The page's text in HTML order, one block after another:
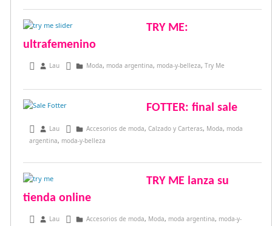
TRY ME:
ultrafemenino
marzo 7, 2015
Lau Moda, moda argentina, moda-y-belleza, Try Me
FOTTER: final sale
agosto 29, 2014
Lau Accesorios de moda, Calzado y Carteras, Moda, moda
argentina, moda-y-belleza
TRY ME lanza su
tienda online
mayo 29, 2014
Lau Accesorios de moda, Moda, moda argentina, moda-y-